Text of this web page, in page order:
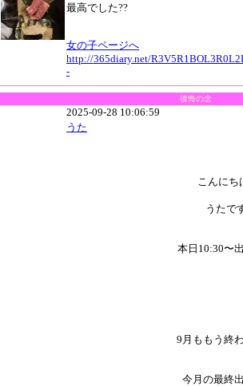
最高でした??
女の子ページへ
http://365diary.net/
-
後悔の念
2025-09-28 10:06:59
うた
こんにち
うたで
本日10:30〜
9月ももう終
今月の最終